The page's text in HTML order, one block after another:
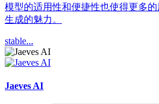
模型的适用性和便捷性也使得更多
生成的魅力。
stable...
Jaeves AI